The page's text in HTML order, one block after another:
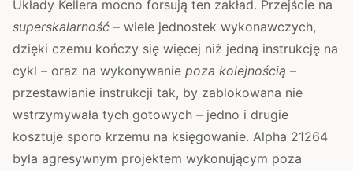
Układy Kellera mocno forsują ten zakład. Przejście na
superskalarność – wiele jednostek wykonawczych,
dzięki czemu kończy się więcej niż jedną instrukcję na
cykl – oraz na wykonywanie poza kolejnością –
przestawianie instrukcji tak, by zablokowana nie
wstrzymywała tych gotowych – jedno i drugie
kosztuje sporo krzemu na księgowanie. Alpha 21264
była agresywnym projektem wykonującym poza